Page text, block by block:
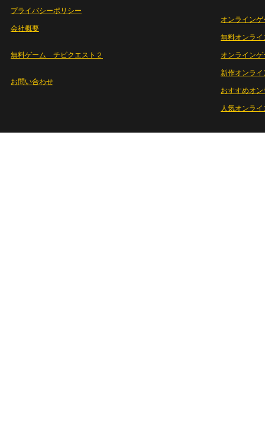
プライバシーポリシー
会社概要
無料ゲーム チビクエスト２
お問い合わせ
オンラインゲ
無料オンライ
オンライン
新作オンライ
おすすめオ
人気オンラ